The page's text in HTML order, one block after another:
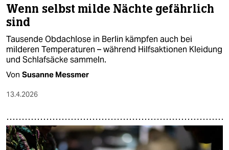
Wenn selbst milde Nächte gefährlich
sind
Tausende Obdachlose in Berlin kämpfen auch bei
milderen Temperaturen – während Hilfsaktionen Kleidung
und Schlafsäcke sammeln.
Von Susanne Messmer
13.4.2026